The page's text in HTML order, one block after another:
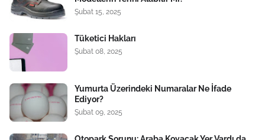
Şubat 15, 2025
Tüketici Hakları
Şubat 08, 2025
Yumurta Üzerindeki Numaralar Ne İfade
Ediyor?
Şubat 09, 2025